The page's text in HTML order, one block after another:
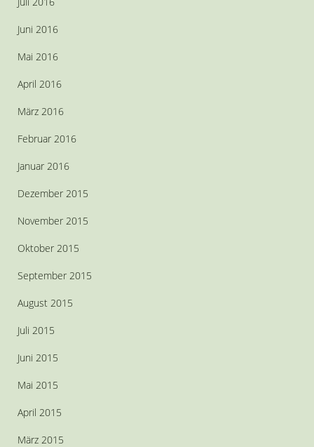
Juni 2016
Mai 2016
April 2016
März 2016
Februar 2016
Januar 2016
Dezember 2015
November 2015
Oktober 2015
September 2015
August 2015
Juli 2015
Juni 2015
Mai 2015
April 2015
März 2015